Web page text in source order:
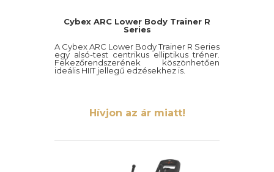
Cybex ARC Lower Body Trainer R
Series
A Cybex ARC Lower Body Trainer R Series
egy alsó-test centrikus elliptikus tréner.
Fekezőrendszerének köszönhetően
ideális HIIT jellegű edzésekhez is.
Hívjon az ár miatt!